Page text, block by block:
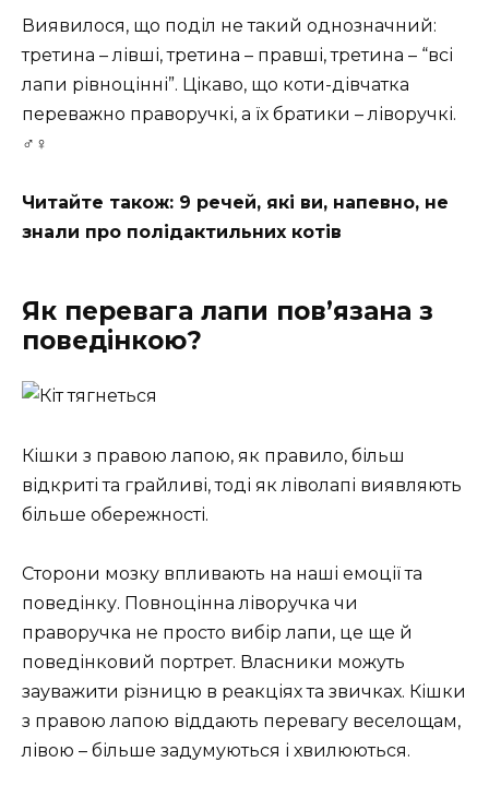
Виявилося, що поділ не такий однозначний:
третина – лівші, третина – правші, третина – “всі
лапи рівноцінні”. Цікаво, що коти-дівчатка
переважно праворучкі, а їх братики – ліворучкі.
♂️♀️
Читайте також: 9 речей, які ви, напевно, не
знали про полідактильних котів
Як перевага лапи пов’язана з
поведінкою?
Кішки з правою лапою, як правило, більш
відкриті та грайливі, тоді як ліволапі виявляють
більше обережності.
Сторони мозку впливають на наші емоції та
поведінку. Повноцінна ліворучка чи
праворучка не просто вибір лапи, це ще й
поведінковий портрет. Власники можуть
зауважити різницю в реакціях та звичках. Кішки
з правою лапою віддають перевагу веселощам,
лівою – більше задумуються і хвилюються.